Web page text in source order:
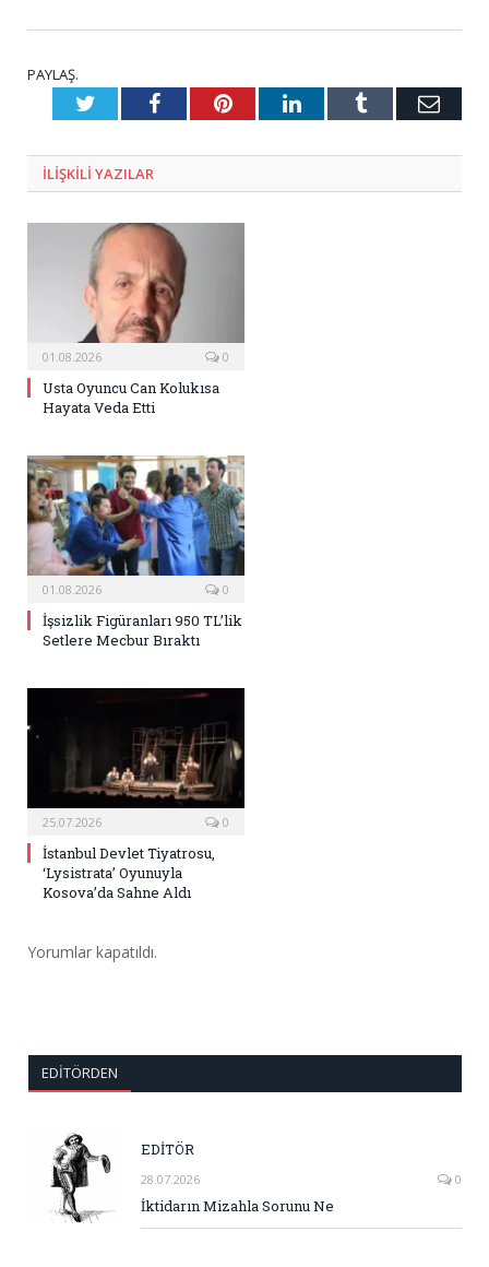
PAYLAŞ.
TwitterFacebookPinterestLinkedInTumblr E-
ILIŞKILI YAZILAR
01.08.2026 0
Usta Oyuncu Can Kolukısa
Hayata Veda Etti
01.08.2026 0
İşsizlik Figüranları 950 TL’lik
Setlere Mecbur Bıraktı
25.07.2026 0
İstanbul Devlet Tiyatrosu,
‘Lysistrata’ Oyunuyla
Kosova’da Sahne Aldı
Yorumlar kapatıldı.
EDITÖRDEN
EDİTÖR
28.07.2026 0
İktidarın Mizahla Sorunu Ne